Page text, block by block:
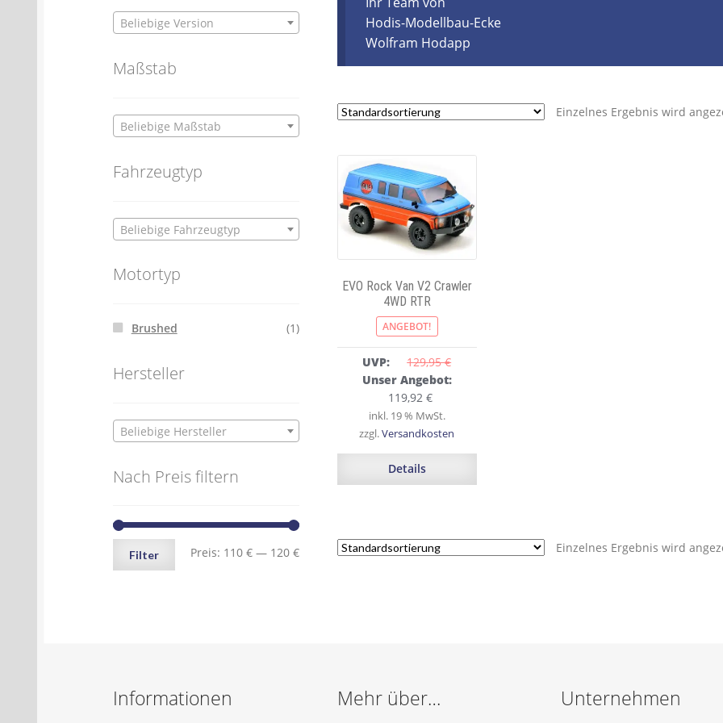
Hodis-Modellbau-Ecke
Wolfram Hodapp
Einzelnes Ergebnis wird
EVO Rock Van V2 Crawler
4WD RTR
ANGEBOT!
UVP: 129,95 €
Ursprünglicher
Preis
war:
129,95 €
Unser Angebot:
119,92€Aktueller
Preis
ist:
inkl. 19 % MwSt.
zzgl.Versandkosten
Details
Einzelnes Ergebnis wird
Beliebige Version
Maßstab
Beliebige Maßstab
Fahrzeugtyp
Beliebige Fahrzeugtyp
Motortyp
Brushed (1)
Hersteller
Beliebige Hersteller
Nach Preis filtern
Min.
Max.
Filter Preis: 110 € — 120 €
Informationen Mehr über… Unternehmen